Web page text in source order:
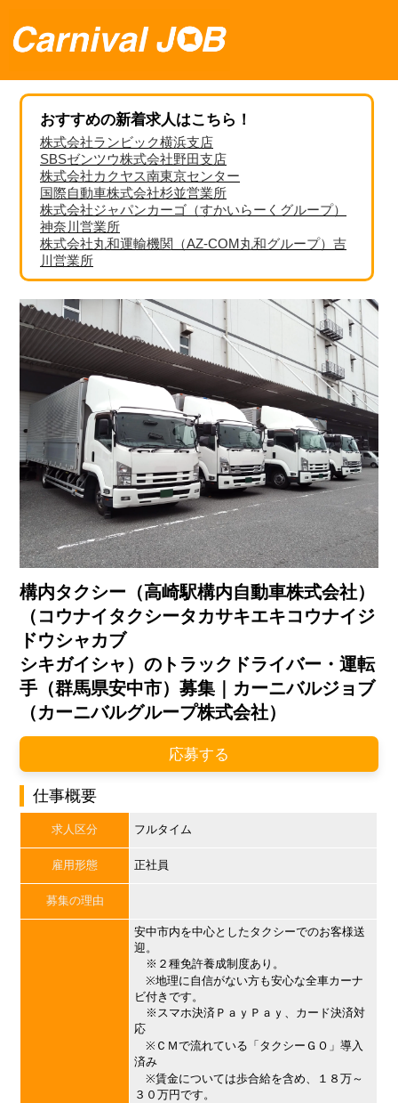
おすすめの新着求人はこちら！
株式会社ランビック横浜支店
SBSゼンツウ株式会社野田支店
株式会社カクヤス南東京センター
国際自動車株式会社杉並営業所
株式会社ジャパンカーゴ（すかいらーくグループ）
神奈川営業所
株式会社丸和運輸機関（AZ-COM丸和グループ）吉
川営業所
構内タクシー（高崎駅構内自動車株式会社）
（コウナイタクシータカサキエキコウナイジ
ドウシャカブ
シキガイシャ）のトラックドライバー・運転
手（群馬県安中市）募集｜カーニバルジョブ
（カーニバルグループ株式会社）
応募する
仕事概要
求人区分 フルタイム
雇用形態 正社員
募集の理由
安中市内を中心としたタクシーでのお客様送
迎。
※２種免許養成制度あり。
※地理に自信がない方も安心な全車カーナ
ビ付きです。
※スマホ決済ＰａｙＰａｙ、カード決済対
応
※ＣＭで流れている「タクシーＧＯ」導入
済み
※賃金については歩合給を含め、１８万～
３０万円です。